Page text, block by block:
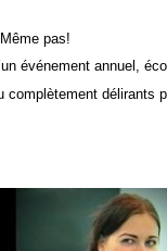
pas!
événement annuel,
délirants